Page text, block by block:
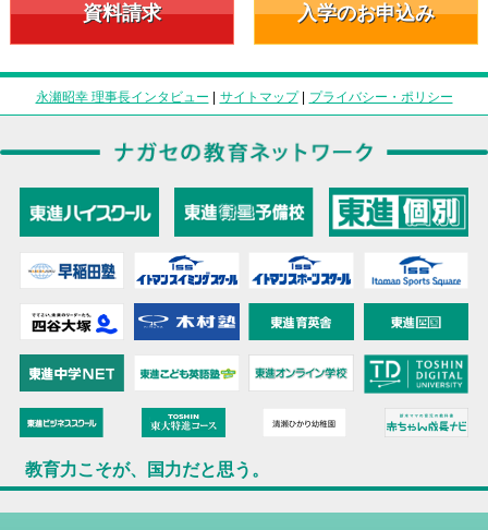
資料請求 入学のお申込み
永瀬昭幸 理事長インタビュー | サイトマップ| プライバシー・ポリシー
教育力こそが、国力だと思う。